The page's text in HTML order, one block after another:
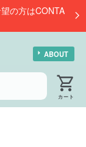
の方はCONTA
ABOUT